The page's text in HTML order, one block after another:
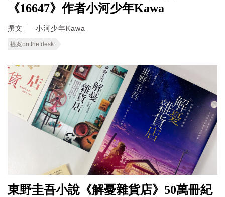
《16647》作者小河少年Kawa
撰文 小河少年Kawa
提案on the desk
東野圭吾小說《解憂雜貨店》50萬冊紀